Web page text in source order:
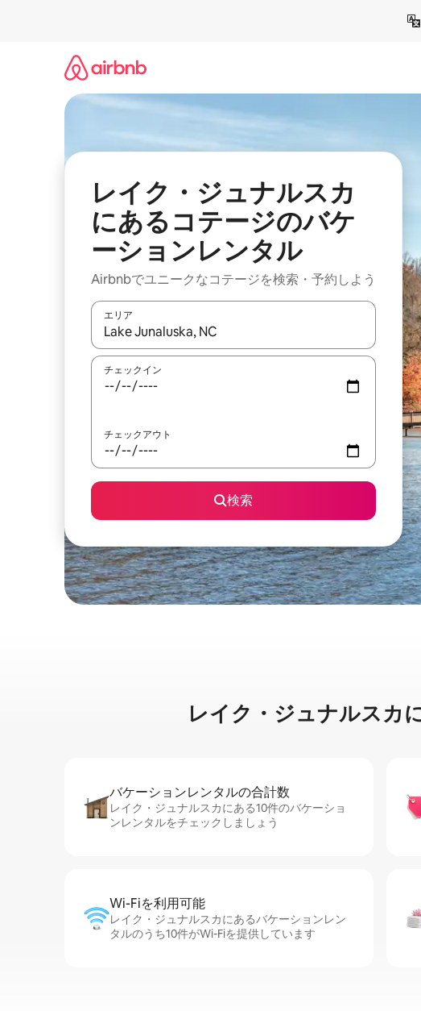
レイク・ジュナルスカ
にあるコテージのバケ
ーションレンタル
Airbnbでユニークなコテージを検索・予約しよう
エリア
検索結果が表示されたら、上下の矢印キーを使って移動する
チェックイン
チェックアウト
検索
レイク・ジュナルスカ
バケーションレ⁠ン⁠タ⁠ル⁠の合⁠計⁠数
レイク・ジュナルスカにある10件のバケーショ
ンレンタルをチェックしましょう
Wi-Fiを利⁠用⁠可⁠能
レイク・ジュナルスカにあるバケーションレン
タルのうち10件がWi-Fiを提供しています